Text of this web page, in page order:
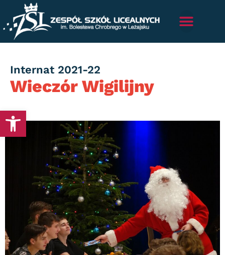
Otwórz pasek narzędzi
Wieczór Wigilijny
Category
Internat 2021-22